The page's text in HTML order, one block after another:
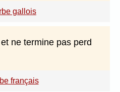
gallois
ne termine pas perd
français